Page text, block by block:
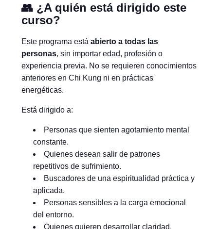
👥 ¿A quién está dirigido este
curso?
Este programa está abierto a todas las
personas, sin importar edad, profesión o
experiencia previa. No se requieren conocimientos
anteriores en Chi Kung ni en prácticas
energéticas.
Está dirigido a:
Personas que sienten agotamiento mental
constante.
Quienes desean salir de patrones
repetitivos de sufrimiento.
Buscadores de una espiritualidad práctica y
aplicada.
Personas sensibles a la carga emocional
del entorno.
Quienes quieren desarrollar claridad,